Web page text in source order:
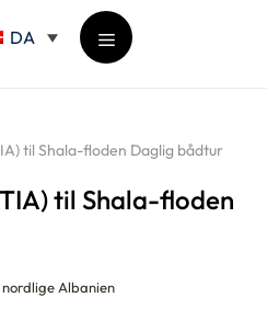
DA
Menu
til Shala-floden Daglig bådtur
til Shala-floden
Albanien